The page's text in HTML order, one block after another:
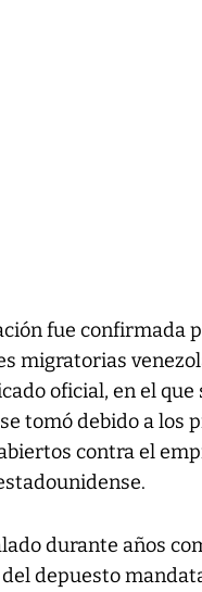
fue confirmada
migratorias
oficial, en el que
tomó debido a los
contra el
durante años
depuesto